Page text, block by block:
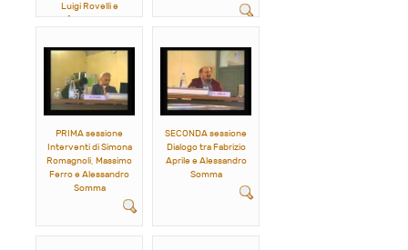
Luigi Rovelli e
PRIMA sessione
Interventi di Simona
Romagnoli, Massimo
Ferro e Alessandro
Somma
SECONDA sessione
Dialogo tra Fabrizio
Aprile e Alessandro
Somma